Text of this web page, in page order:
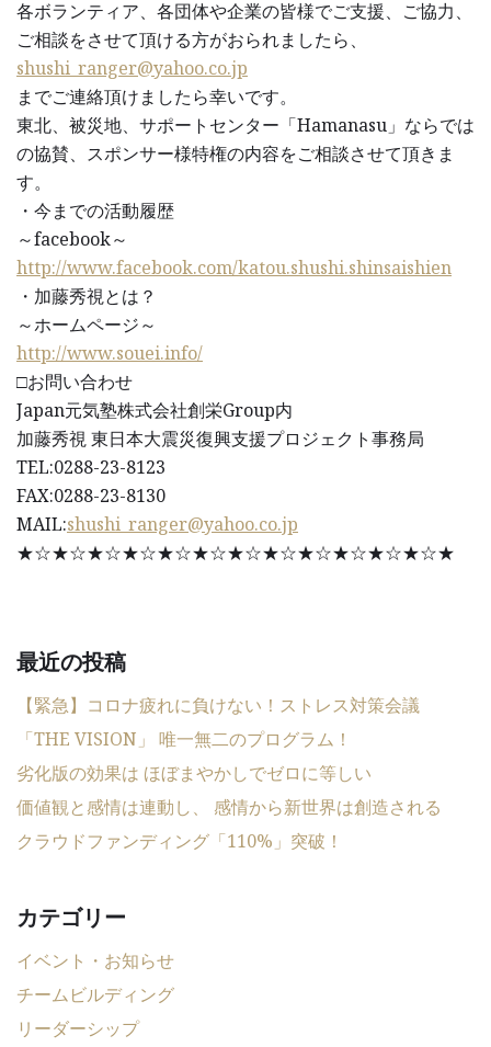
各ボランティア、各団体や企業の皆様でご支援、ご協力、
ご相談をさせて頂ける方がおられましたら、
shushi_ranger@yahoo.co.jp
までご連絡頂けましたら幸いです。
東北、被災地、サポートセンター「Hamanasu」ならでは
の協賛、スポンサー様特権の内容をご相談させて頂きま
す。
・今までの活動履歴
～facebook～
http://www.facebook.com/katou.shushi.shinsaishien
・加藤秀視とは？
～ホームページ～
http://www.souei.info/
□お問い合わせ
Japan元気塾株式会社創栄Group内
加藤秀視 東日本大震災復興支援プロジェクト事務局
TEL:0288-23-8123
FAX:0288-23-8130
MAIL:shushi_ranger@yahoo.co.jp
★☆★☆★☆★☆★☆★☆★☆★☆★☆★☆★☆★☆★
最近の投稿
【緊急】コロナ疲れに負けない！ストレス対策会議
「THE VISION」 唯一無二のプログラム！
劣化版の効果は ほぼまやかしでゼロに等しい
価値観と感情は連動し、 感情から新世界は創造される
クラウドファンディング「110%」突破！
カテゴリー
イベント・お知らせ
チームビルディング
リーダーシップ